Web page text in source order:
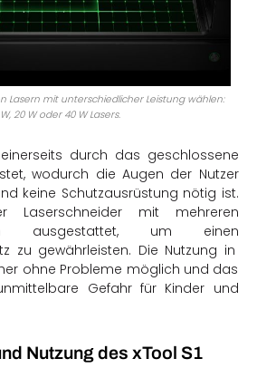
Lasern mit unterschiedlicher Leistung wählen:
W, 20 W oder 40 W Lasers.
durch das geschlossene
wodurch die Augen der Nutzer
keine Schutzausrüstung nötig ist.
Laserschneider mit mehreren
ausgestattet, um einen
zu gewährleisten. Die Nutzung in
ohne Probleme möglich und das
Gefahr für Kinder und
Nutzung des xTool S1